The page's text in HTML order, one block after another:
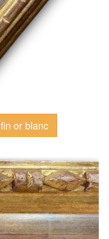
or blanc